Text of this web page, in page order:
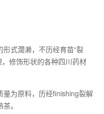
式濶濑，不历经育苗“裂
，修饰形状的各种四川药材
为原料，历经finishing裂解
。